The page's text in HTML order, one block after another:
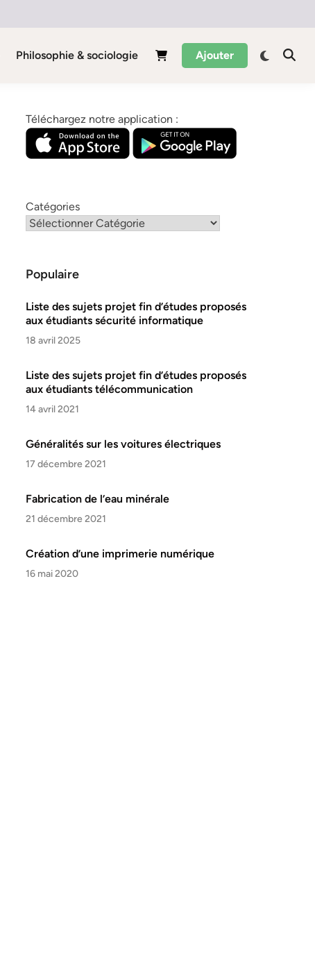
Philosophie & sociologie Ajouter
Téléchargez notre application :
Catégories
Populaire
Liste des sujets projet fin d’études proposés
aux étudiants sécurité informatique
18 avril 2025
Liste des sujets projet fin d’études proposés
aux étudiants télécommunication
14 avril 2021
Généralités sur les voitures électriques
17 décembre 2021
Fabrication de l’eau minérale
21 décembre 2021
Création d’une imprimerie numérique
16 mai 2020